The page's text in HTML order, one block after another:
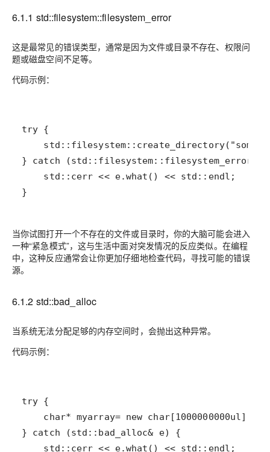
6.1.1 std::filesystem::filesystem_error
这是最常见的错误类型，通常是因为文件或目录不存在、权限问
题或磁盘空间不足等。
代码示例：
}
当你试图打开一个不存在的文件或目录时，你的大脑可能会进入
一种“紧急模式”，这与生活中面对突发情况的反应类似。在编程
中，这种反应通常会让你更加仔细地检查代码，寻找可能的错误
源。
6.1.2 std::bad_alloc
当系统无法分配足够的内存空间时，会抛出这种异常。
代码示例：